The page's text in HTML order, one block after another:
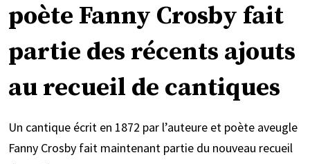
poète Fanny Crosby fait
partie des récents ajouts
au recueil de cantiques
Un cantique écrit en 1872 par l’auteure et poète aveugle
Fanny Crosby fait maintenant partie du nouveau recueil